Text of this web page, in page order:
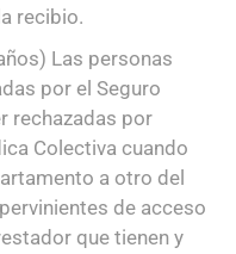
recibio.
Las personas
por el Seguro
rechazadas por
Colectiva cuando
a otro del
de acceso
que tienen y